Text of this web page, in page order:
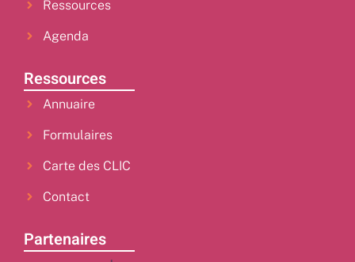
Ressources
Agenda
Ressources
Annuaire
Formulaires
Carte des CLIC
Contact
Partenaires